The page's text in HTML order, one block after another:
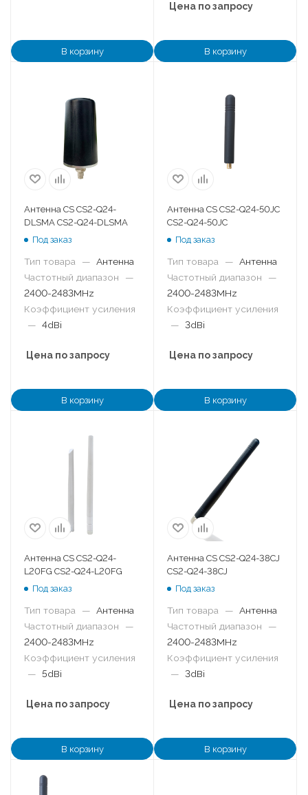
В корзину
Цена по запросу
В корзину
Антенна CS CS2-Q24-
DLSMA CS2-Q24-DLSMA
Под заказ
Тип товара — Антенна
Частотный диапазон
—
2400-2483MHz
Коэффициент усиления
— 4dBi
Цена по запросу
В корзину
Антенна CS CS2-Q24-50JC
CS2-Q24-50JC
Под заказ
Тип товара — Антенна
Частотный диапазон
—
2400-2483MHz
Коэффициент усиления
— 3dBi
Цена по запросу
В корзину
Антенна CS CS2-Q24-
L20FG CS2-Q24-L20FG
Под заказ
Тип товара — Антенна
Частотный диапазон
—
2400-2483MHz
Коэффициент усиления
— 5dBi
Цена по запросу
В корзину
Антенна CS CS2-Q24-38CJ
CS2-Q24-38CJ
Под заказ
Тип товара — Антенна
Частотный диапазон
—
2400-2483MHz
Коэффициент усиления
— 3dBi
Цена по запросу
В корзину